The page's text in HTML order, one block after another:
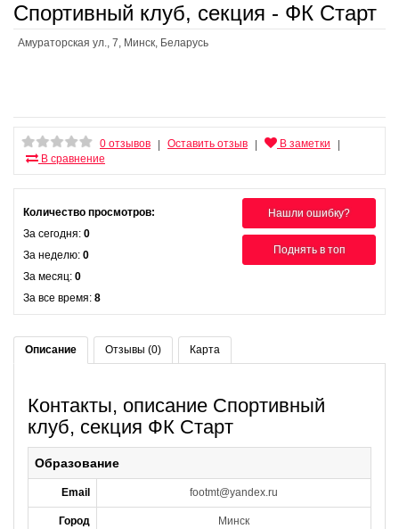
Спортивный клуб, секция - ФК Старт
Амураторская ул., 7, Минск, Беларусь
0 отзывов Оставить отзыв В заметки
В сравнение
Нашли ошибку?
Поднять в топ
Количество просмотров:
За сегодня: 0
За неделю: 0
За месяц: 0
За все время: 8
Описание Отзывы (0) Карта
Контакты, описание Спортивный
клуб, секция ФК Старт
Образование
Email footmt@yandex.ru
Город Минск